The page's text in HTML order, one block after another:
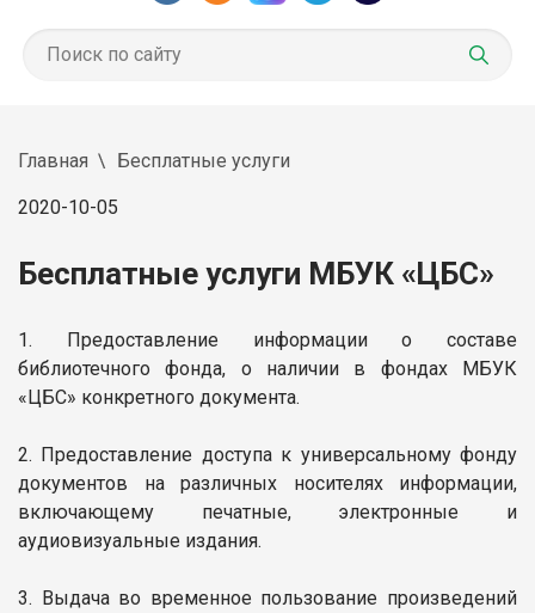
Главная Бесплатные услуги
2020-10-05
Бесплатные услуги МБУК «ЦБС»
1. Предоставление информации о составе
библиотечного фонда, о наличии в фондах МБУК
«ЦБС» конкретного документа.
2. Предоставление доступа к универсальному фонду
документов на различных носителях информации,
включающему печатные, электронные и
аудиовизуальные издания.
3. Выдача во временное пользование произведений